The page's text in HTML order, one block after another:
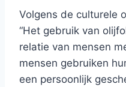
Volgens de culturele
“Het gebruik van
relatie van mensen
mensen gebruiken
een persoonlijk